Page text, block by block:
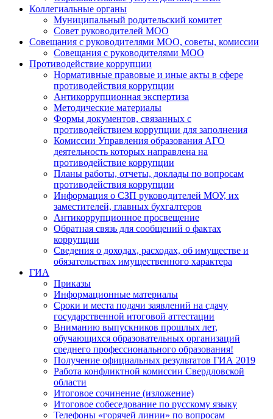
Коллегиальные органы
Муниципальный родительский комитет
Совет руководителей МОО
Совещания с руководителями МОО, советы, комиссии
Совещания с руководителями МОО
Противодействие коррупции
Нормативные правовые и иные акты в сфере
противодействия коррупции
Антикоррупционная экспертиза
Методические материалы
Формы документов, связанных с
противодействием коррупции для заполнения
Комиссии Управления образования АГО
деятельность которых направлена на
противодействие коррупции
Планы работы, отчеты, доклады по вопросам
противодействия коррупции
Информация о СЗП руководителей МОУ, их
заместителей, главных бухгалтеров
Антикоррупционное просвещение
Обратная связь для сообщений о фактах
коррупции
Сведения о доходах, расходах, об имуществе и
обязательствах имущественного характера
ГИА
Приказы
Информационные материалы
Сроки и места подачи заявлений на сдачу
государственной итоговой аттестации
Вниманию выпускников прошлых лет,
обучающихся образовательных организаций
среднего профессионального образования!
Получение официальных результатов ГИА 2019
Работа конфликтной комиссии Свердловской
области
Итоговое сочинение (изложение)
Итоговое собеседование по русскому языку
Телефоны «горячей линии» по вопросам